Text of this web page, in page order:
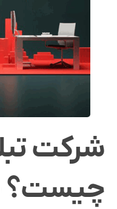
شرکت
چیست؟